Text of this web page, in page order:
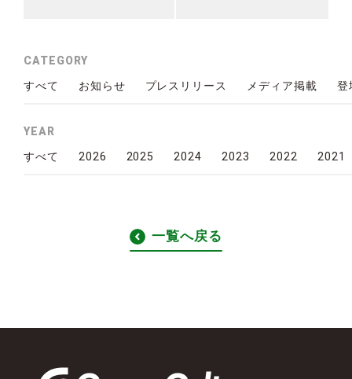
CATEGORY
すべて お知らせ プレスリリース メディア掲載 登
YEAR
すべて 2026 2025 2024 2023 2022 2021
一覧へ戻る